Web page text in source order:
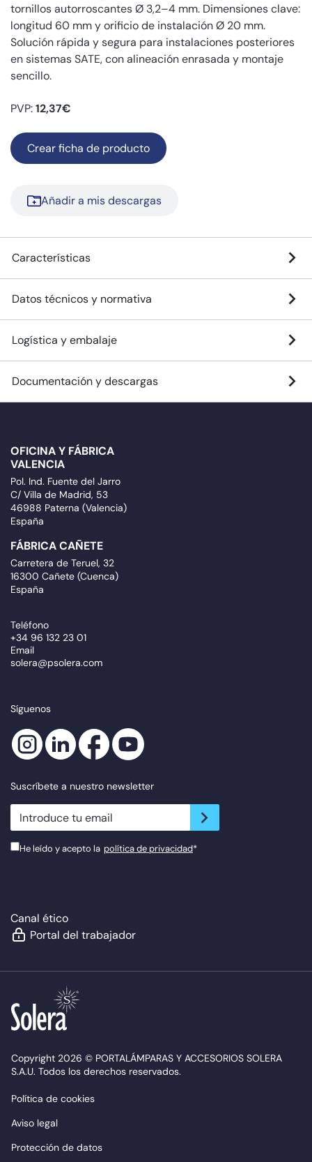
tornillos autorroscantes Ø 3,2–4 mm. Dimensiones clave:
longitud 60 mm y orificio de instalación Ø 20 mm.
Solución rápida y segura para instalaciones posteriores
en sistemas SATE, con alineación enrasada y montaje
sencillo.
PVP:12,37€
Crear ficha de producto
Añadir a mis descargas
Características
Datos técnicos y normativa
Logística y embalaje
Documentación y descargas
OFICINA Y FÁBRICA
VALENCIA
Pol. Ind. Fuente del Jarro
C/ Villa de Madrid, 53
46988 Paterna (Valencia)
España
FÁBRICA CAÑETE
Carretera de Teruel, 32
16300 Cañete (Cuenca)
España
Teléfono
+34 96 132 23 01
Email
solera@psolera.com
Síguenos
Suscríbete a nuestro newsletter
newsletter.suscribe
He leído y acepto la política de privacidad*
Canal ético
Portal del trabajador
Copyright 2026 © PORTALÁMPARAS Y ACCESORIOS SOLERA
S.A.U. Todos los derechos reservados.
Política de cookies
Aviso legal
Protección de datos